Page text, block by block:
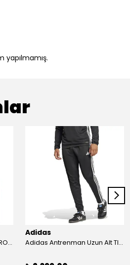
yapılmamış.
Adidas Antrenman Mont TIRO24 WINT JKT IJ7388
Adidas
Adidas Antrenman Uzun Alt TIRO ES PNT JD0442